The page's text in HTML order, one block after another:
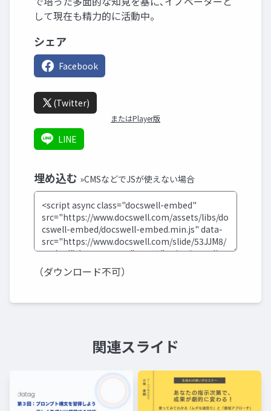
して現在も精力的に活動中。
シェア
Facebook
(Twitter)
またはPlayer版
LINE
埋め込む »CMSなどでJSが使えない場合
（ダウンロード不可）
関連スライド